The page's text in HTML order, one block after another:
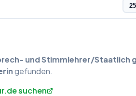
und Stimmlehrer/Staatlich
gefunden.
suchen